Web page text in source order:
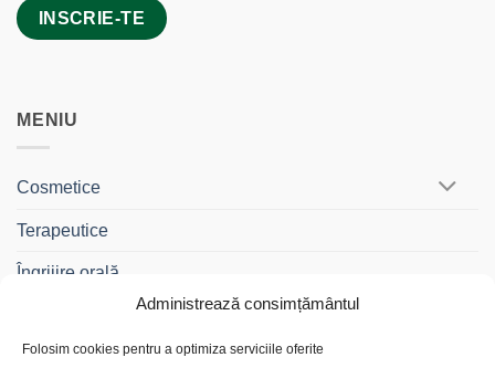
Administrează consimțământul
Folosim cookies pentru a optimiza serviciile oferite
MENIU
Cosmetice
Terapeutice
Îngrijire orală
Gama Travel